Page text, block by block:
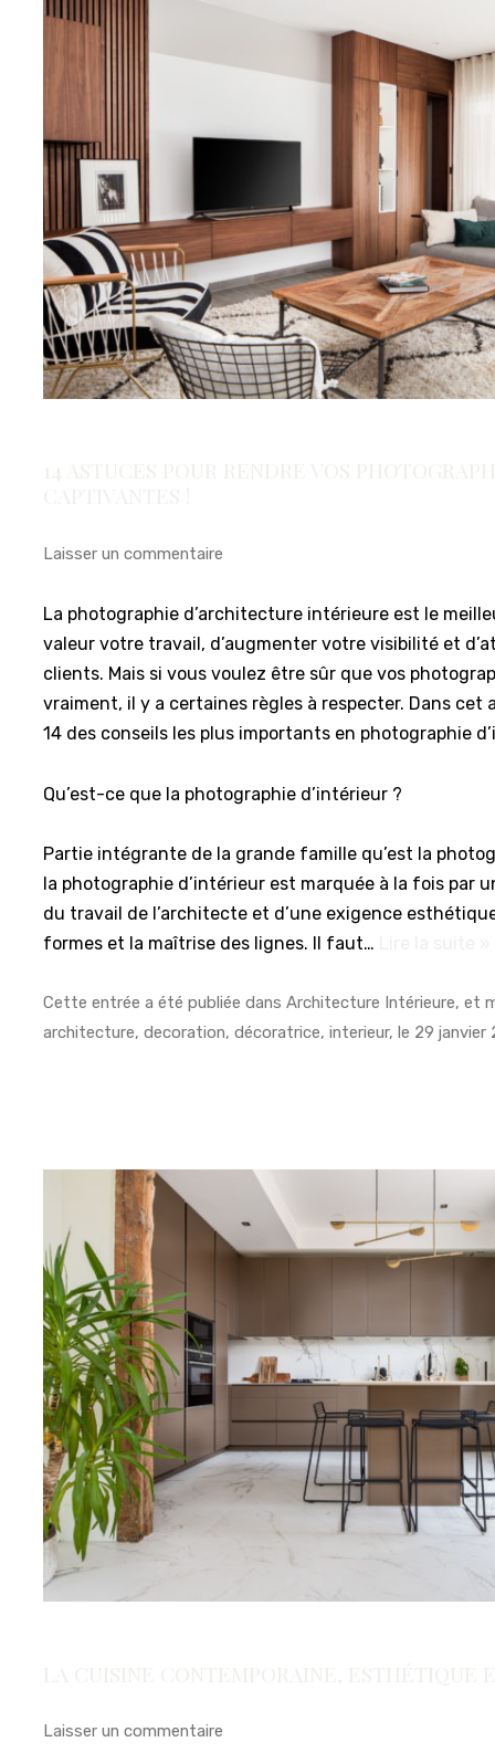
Laisser un commentaire
La photographie d’architecture intérieure est le
valeur votre travail, d’augmenter votre visibilité et
clients. Mais si vous voulez être sûr que vos
vraiment, il y a certaines règles à respecter. Dans cet
14 des conseils les plus importants en photographie
Qu’est-ce que la photographie d’intérieur ?
Partie intégrante de la grande famille qu’est la
la photographie d’intérieur est marquée à la fois par
du travail de l’architecte et d’une exigence
formes et la maîtrise des lignes. Il faut…
Cette entrée a été publiée dansArchitecture Intérieure, et
architecture,decoration,décoratrice,interieur, le 29 janvier
Laisser un commentaire